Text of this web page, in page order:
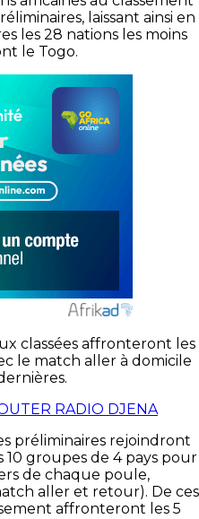
laissant ainsi en
les 28 nations les moins
le Togo.
classées affronteront les
le match aller à domicile
préliminaires rejoindront
10 groupes de 4 pays pour
de chaque poule,
aller et retour). De ces
affronteront les 5